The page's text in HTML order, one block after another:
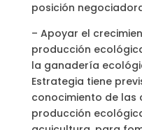
posición
– Apoyar el
producción
la ganadería
Estrategia tiene
conocimiento de
producción